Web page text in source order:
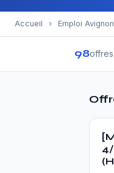
Accueil › Emploi Avignon
98offres